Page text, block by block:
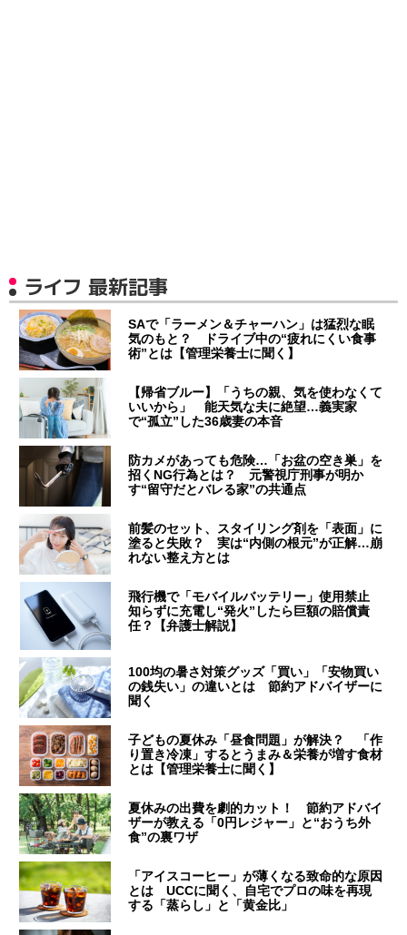
ライフ 最新記事
SAで「ラーメン＆チャーハン」は猛烈な眠
気のもと？ ドライブ中の“疲れにくい食事
術”とは【管理栄養士に聞く】
【帰省ブルー】「うちの親、気を使わなくて
いいから」 能天気な夫に絶望…義実家
で“孤立”した36歳妻の本音
防カメがあっても危険…「お盆の空き巣」を
招くNG行為とは？ 元警視庁刑事が明か
す“留守だとバレる家”の共通点
前髪のセット、スタイリング剤を「表面」に
塗ると失敗？ 実は“内側の根元”が正解…崩
れない整え方とは
飛行機で「モバイルバッテリー」使用禁止
知らずに充電し“発火”したら巨額の賠償責
任？【弁護士解説】
100均の暑さ対策グッズ「買い」「安物買い
の銭失い」の違いとは 節約アドバイザーに
聞く
子どもの夏休み「昼食問題」が解決？ 「作
り置き冷凍」するとうまみ＆栄養が増す食材
とは【管理栄養士に聞く】
夏休みの出費を劇的カット！ 節約アドバイ
ザーが教える「0円レジャー」と“おうち外
食”の裏ワザ
「アイスコーヒー」が薄くなる致命的な原因
とは UCCに聞く、自宅でプロの味を再現
する「蒸らし」と「黄金比」